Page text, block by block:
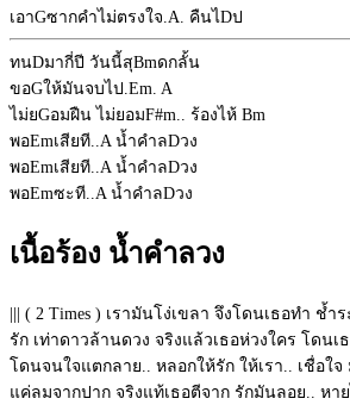
เอาGซากคำไม่ตรงใจ.A. คืนไDป
ทนDมากี่ปี วันนี้สุBmดกลั้น
ขอGให้มันจบไป.Em. A
ไม่ยGอมฝืน ไม่ยอมF#m.. ร้องไห้ Bm
พอEmเสียที..Aน้ำคำลDวง
พอEmเสียที..Aน้ำคำลDวง
พอEmซะที..Aน้ำคำลDวง
เนื้อร้อง น้ำคำลวง
||| ( 2 Times ) เรามันโง่เขลา จึงโดนเธอทำ ช้
รัก เท่าดาวล้านดวง จริงแล้วเธอห่วงใคร โดน
โดนจนใจแตกลาย.. หลอกให้รัก ให้เรา.. เชื่อใ
แค่ลมจากปาก จริงแท้เธอตีจาก รักมันลอย.. หา